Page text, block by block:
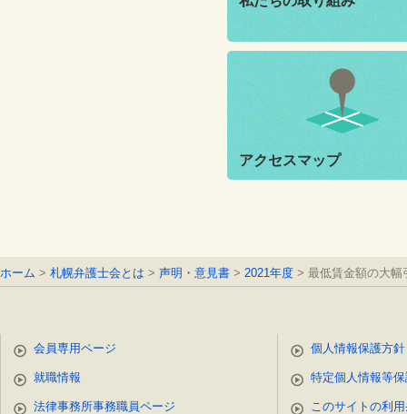
アクセスマップ
ホーム 札幌弁護士会とは 声明・意見書 2021年度 最低賃金額の大幅
会員専用ページ
就職情報
法律事務所事務職員ページ
個人情報保護方針
特定個人情報等
このサイトの利